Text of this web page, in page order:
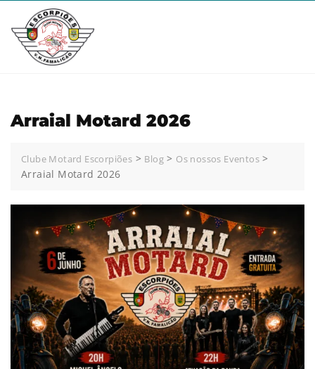
content
Arraial Motard 2026
Clube Motard Escorpiões > Blog > Os nossos Eventos >
Arraial Motard 2026